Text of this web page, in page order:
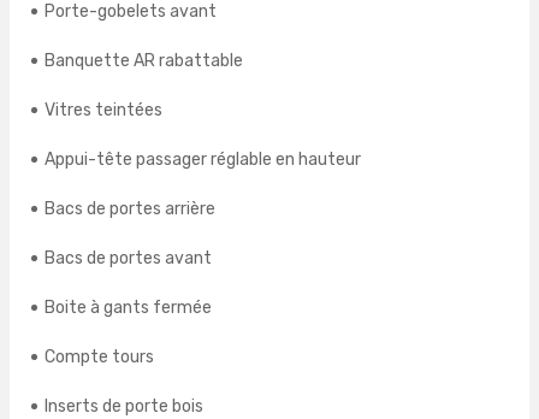
Porte-gobelets avant
Banquette AR rabattable
Vitres teintées
Appui-tête passager réglable en hauteur
Bacs de portes arrière
Bacs de portes avant
Boite à gants fermée
Compte tours
Inserts de porte bois